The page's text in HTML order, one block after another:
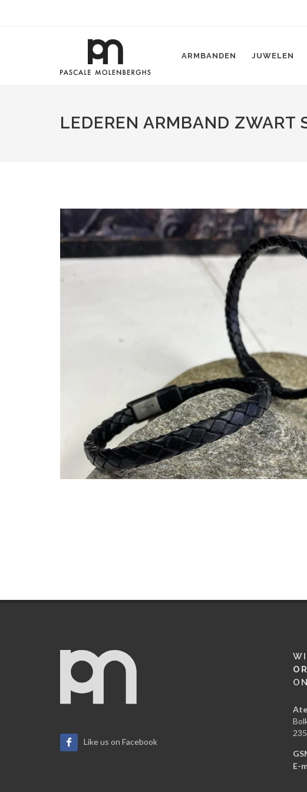
ARMBANDEN JUWELEN
LEDEREN ARMBAND ZWART
Like us on Facebook
E-